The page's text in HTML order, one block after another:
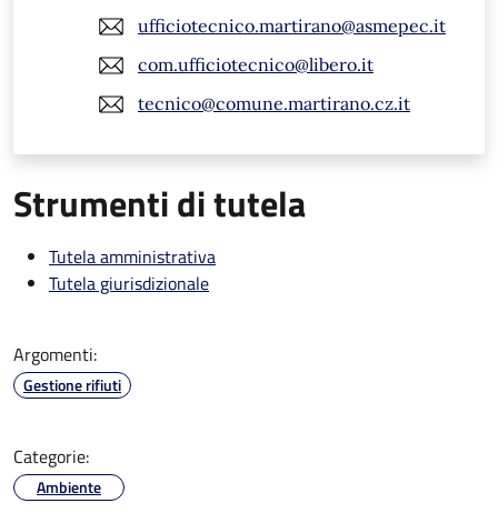
ufficiotecnico.martirano@asmepec.it
com.ufficiotecnico@libero.it
tecnico@comune.martirano.cz.it
Strumenti di tutela
Tutela amministrativa
Tutela giurisdizionale
Argomenti:
Gestione rifiuti
Categorie:
Ambiente